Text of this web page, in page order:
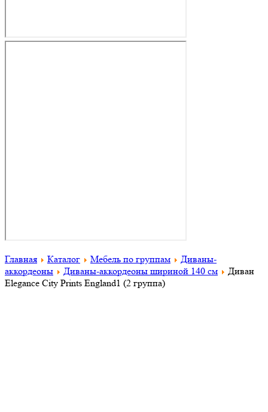
Главная Каталог Мебель по группам
Диваны-
аккордеоны
Диваны-аккордеоны шириной 140 см
Диван
Elegance City Prints England1 (2 группа)